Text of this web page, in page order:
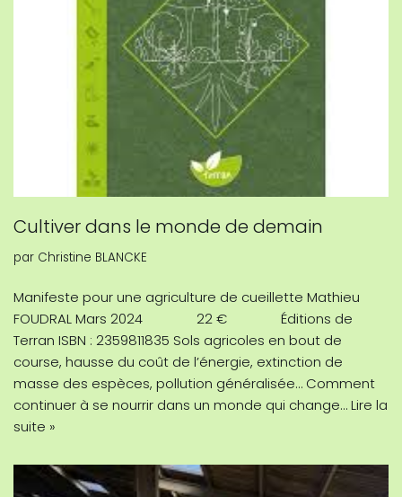
Cultiver dans le monde de demain
par Christine BLANCKE
Manifeste pour une agriculture de cueillette Mathieu
FOUDRAL Mars 2024 22 € Éditions de
Terran ISBN : 2359811835 Sols agricoles en bout de
course, hausse du coût de l’énergie, extinction de
masse des espèces, pollution généralisée… Comment
continuer à se nourrir dans un monde qui change…Lire la
suite »